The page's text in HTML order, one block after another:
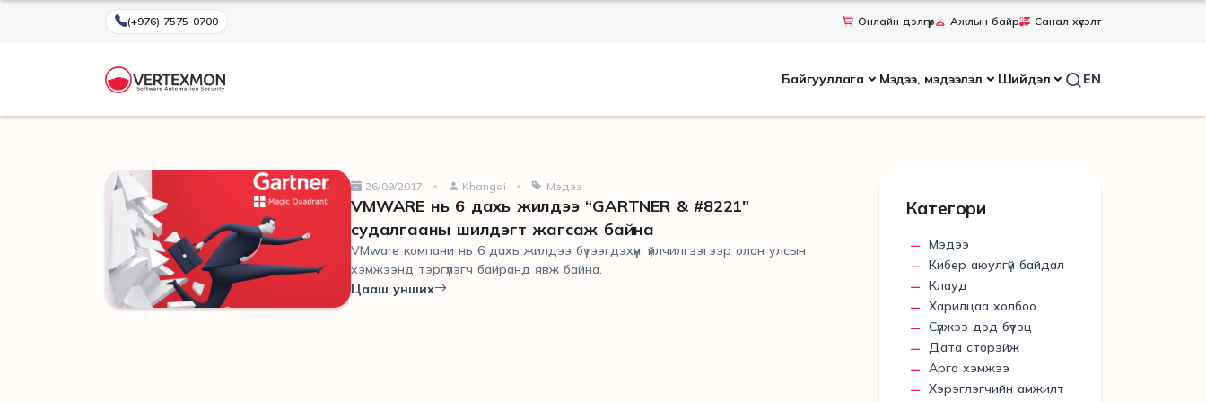
(+976) 7575-0700 Онлайн дэлгүүр Ажлын байр Санал хүсэлт
Байгууллага Мэдээ, мэдээлэл Шийдэл EN
26/09/2017 Khangai Мэдээ
VMWARE нь 6 дахь жилдээ “GARTNER & #8221"
судалгааны шилдэгт жагсаж байна
VMware компани нь 6 дахь жилдээ бүтээгдэхүүн, үйлчилгээгээр олон улсын
хэмжээнд тэргүүлэгч байранд явж байна.
Цааш унших
Категори
Мэдээ
Кибер аюулгүй байдал
Клауд
Харилцаа холбоо
Сүлжээ дэд бүтэц
Дата сторэйж
Арга хэмжээ
Хэрэглэгчийн амжилт